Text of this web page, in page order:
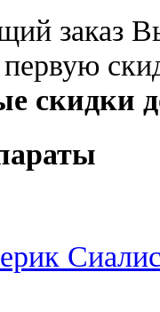
заказ
скидки